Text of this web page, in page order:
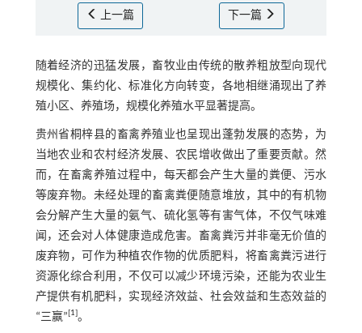
上一篇 下一篇
随着经济的迅猛发展，畜牧业由传统的散养粗放型向现代
规模化、集约化、标准化方向转变，各地相继涌现出了养
殖小区、养殖场，规模化养殖水平显著提高。
贵州省桐梓县的畜禽养殖业也呈现出蓬勃发展的态势，为
当地农业和农村经济发展、农民增收做出了重要贡献。然
而，在畜禽养殖过程中，每天都会产生大量的粪便、污水
等废弃物。未经处理的畜禽粪便随意堆放，其中的有机物
会分解产生大量的氨气、硫化氢等有害气体，不仅气味难
闻，还会对人体健康造成危害。畜禽粪污并非毫无价值的
废弃物，可作为种植农作物的优质肥料，将畜禽粪污进行
资源化综合利用，不仅可以减少环境污染，还能为农业生
产提供有机肥料，实现经济效益、社会效益和生态效益的
“三赢”[1]。